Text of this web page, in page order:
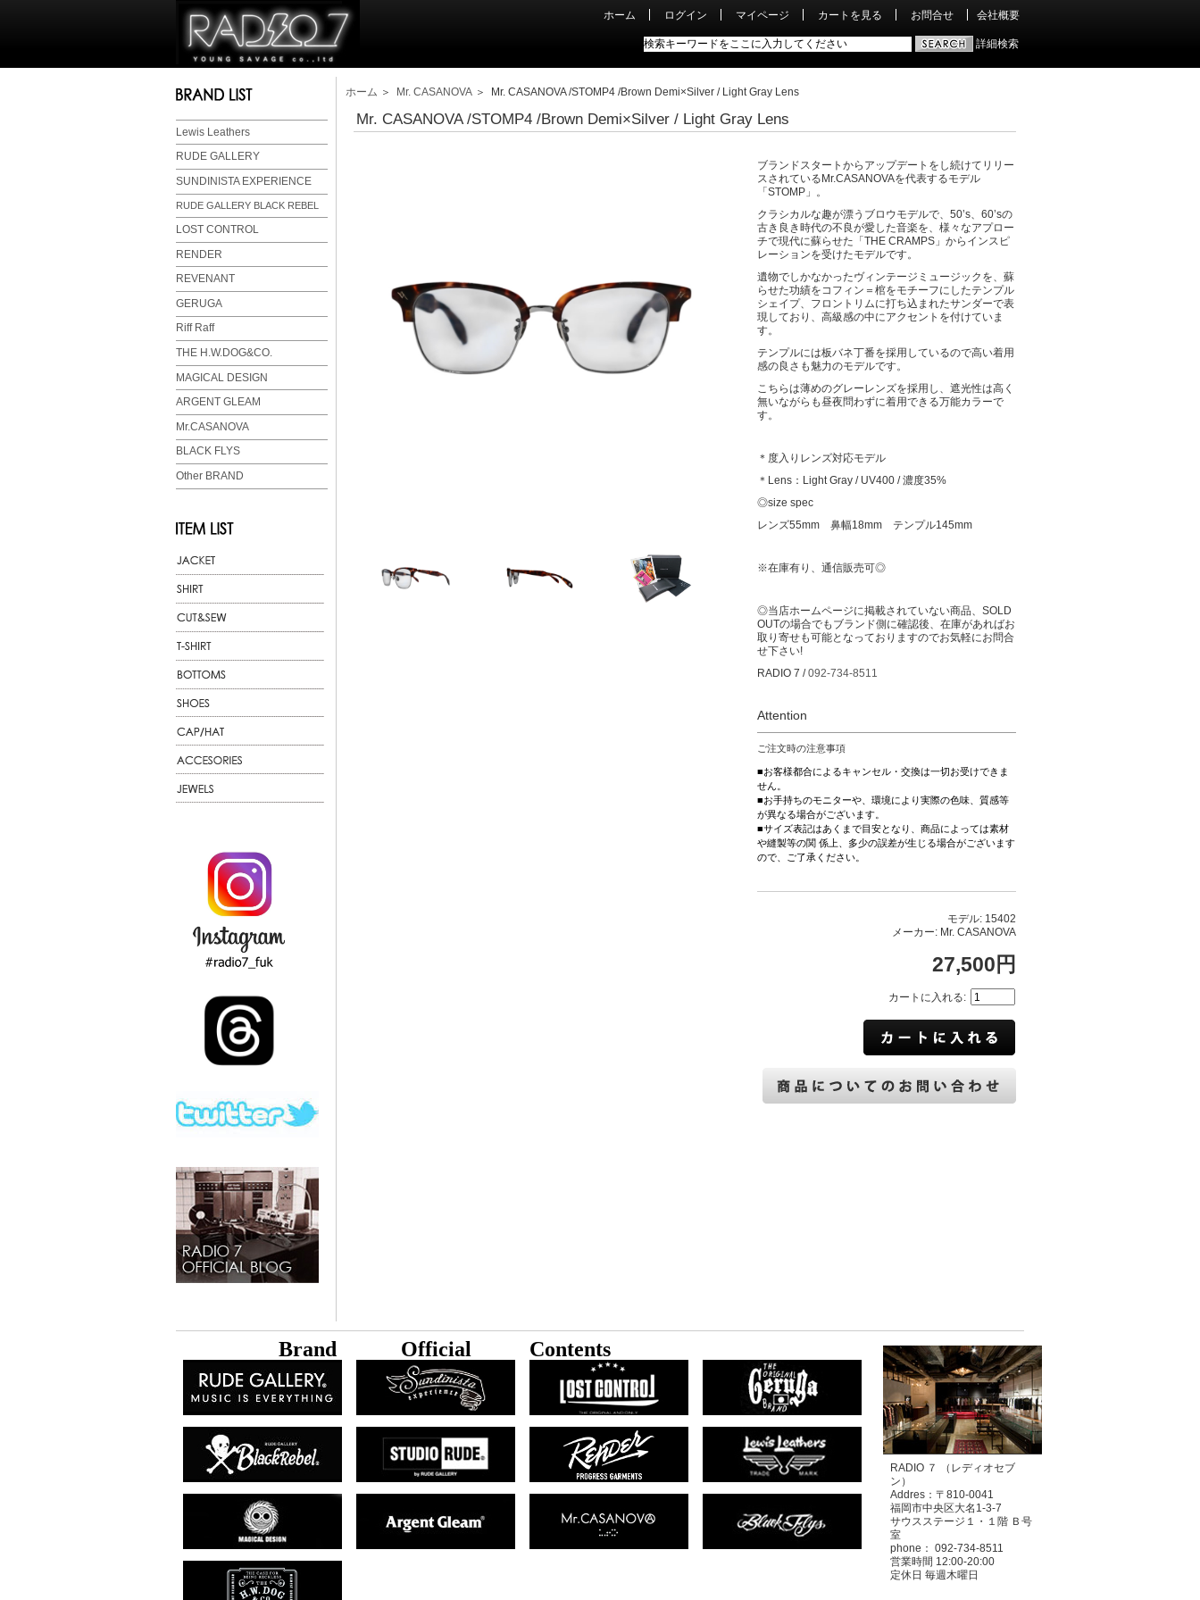
ホーム ログイン マイページ カートを見る お問合せ 会社概要
詳細検索
Lewis Leathers
RUDE GALLERY
SUNDINISTA EXPERIENCE
RUDE GALLERY BLACK REBEL
LOST CONTROL
RENDER
REVENANT
GERUGA
Riff Raff
THE H.W.DOG&CO.
MAGICAL DESIGN
ARGENT GLEAM
Mr.CASANOVA
BLACK FLYS
Other BRAND
ホーム ＞ Mr. CASANOVA ＞ Mr. CASANOVA /STOMP4 /Brown Demi×Silver / Light Gray Lens
Mr. CASANOVA /STOMP4 /Brown Demi×Silver / Light Gray Lens
ブランドスタートからアップデートをし続けてリリー
スされているMr.CASANOVAを代表するモデル
「STOMP」。
クラシカルな趣が漂うブロウモデルで、50’s、60’sの
古き良き時代の不良が愛した音楽を、様々なアプロー
チで現代に蘇らせた「THE CRAMPS」からインスピ
レーションを受けたモデルです。
遺物でしかなかったヴィンテージミュージックを、蘇
らせた功績をコフィン＝棺をモチーフにしたテンプル
シェイプ、フロントリムに打ち込まれたサンダーで表
現しており、高級感の中にアクセントを付けていま
す。
テンプルには板バネ丁番を採用しているので高い着用
感の良さも魅力のモデルです。
こちらは薄めのグレーレンズを採用し、遮光性は高く
無いながらも昼夜問わずに着用できる万能カラーで
す。
＊度入りレンズ対応モデル
＊Lens：Light Gray / UV400 / 濃度35%
◎size spec
レンズ55mm 鼻幅18mm テンプル145mm
※在庫有り、通信販売可◎
◎当店ホームページに掲載されていない商品、SOLD
OUTの場合でもブランド側に確認後、在庫があればお
取り寄せも可能となっておりますのでお気軽にお問合
せ下さい!
RADIO 7 /092-734-8511
Attention
ご注文時の注意事項
■お客様都合によるキャンセル・交換は一切お受けできま
せん。
■お手持ちのモニターや、環境により実際の色味、質感等
が異なる場合がございます。
■サイズ表記はあくまで目安となり、商品によっては素材
や縫製等の関 係上、多少の誤差が生じる場合がございます
ので、ご了承ください。
モデル: 15402
メーカー: Mr. CASANOVA
27,500円
カートに入れる:
Brand Official Contents
RADIO ７ （レディオセブ
ン）
Addres：〒810-0041
福岡市中央区大名1-3-7
サウスステージ１・１階 Ｂ号
室
phone： 092-734-8511
営業時間 12:00-20:00
定休日 毎週木曜日